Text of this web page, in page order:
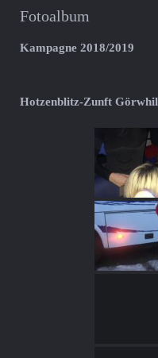
Fotoalbum
Kampagne 2018/2019
Hotzenblitz-Zunft Görwhil